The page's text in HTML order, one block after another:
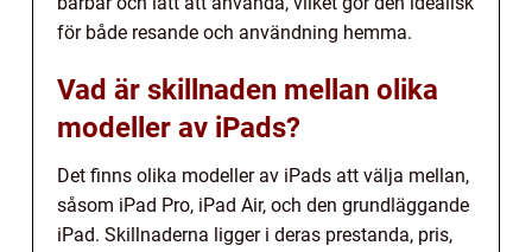
för både resande och användning hemma.
Vad är skillnaden mellan olika
modeller av iPads?
Det finns olika modeller av iPads att välja mellan,
såsom iPad Pro, iPad Air, och den grundläggande
iPad. Skillnaderna ligger i deras prestanda, pris,